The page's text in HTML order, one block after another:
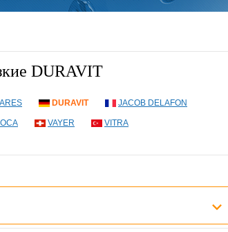
DURAVIT
DURAVIT JACOB DELAFON
VAYER VITRA